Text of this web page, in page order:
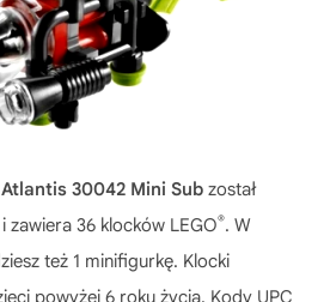
Atlantis 30042 Mini Sub został
zawiera 36 klocków LEGO®. W
też 1 minifigurkę. Klocki